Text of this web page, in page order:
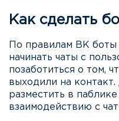
Как сделать
По правилам ВК боты
начинать чаты с
позаботиться о том,
выходили на
разместить в
взаимодействию с